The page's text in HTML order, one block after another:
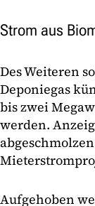
Strom aus
Des Weiteren
Deponiegas
bis zwei
werden.
Aufgehoben